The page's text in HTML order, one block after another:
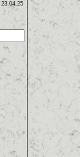
23.04.25